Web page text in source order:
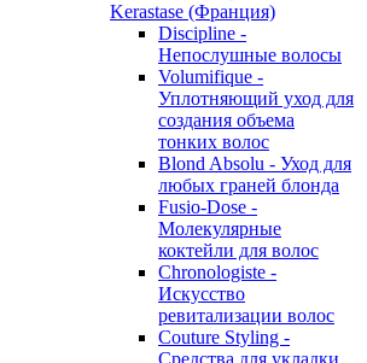
Kerastase (Франция)
Discipline -
Непослушные волосы
Volumifique -
Уплотняющий уход для
создания объема
тонких волос
Blond Absolu - Уход для
любых граней блонда
Fusio-Dose -
Молекулярные
коктейли для волос
Chronologiste -
Искусство
ревитализации волос
Couture Styling -
Средства для укладки